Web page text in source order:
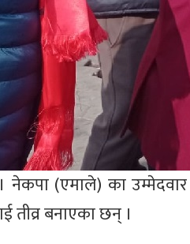
नेकपा (एमाले) का उम्मेदवार
तीव्र बनाएका छन् ।